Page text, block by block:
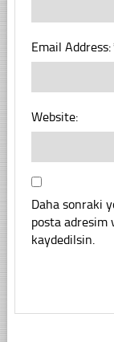
Email Address:
Website:
Daha sonraki
posta adresim
kaydedilsin.